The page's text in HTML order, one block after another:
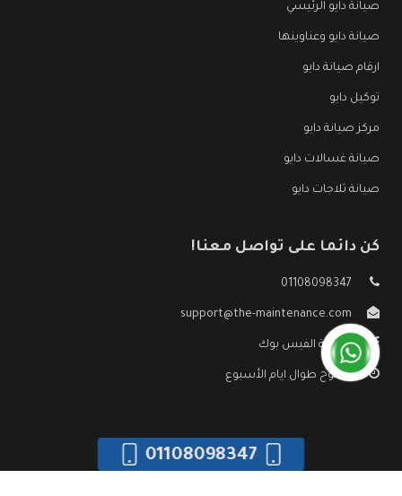
صيانة دايو الرئيسي
صيانة دايو وعناوينها
ارقام صيانة دايو
توكيل دايو
مركز صيانة دايو
صيانة غسالات دايو
صيانة ثلاجات دايو
كن دائما على تواصل معنا!
01108098347
support@the-maintenance.com
صفحة الفيس بوك
مفتوح طوال ايام الأسبوع
01108098347